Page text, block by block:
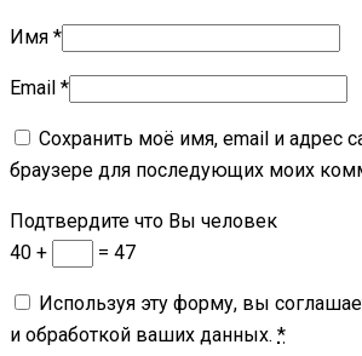
Имя *
Email *
Сохранить моё имя, email и адрес
браузере для последующих моих
Подтвердите что Вы человек
40 +
= 47
Используя эту форму, вы
и обработкой ваших данных. *